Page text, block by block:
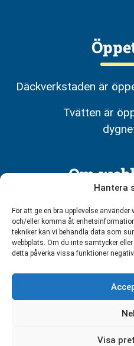
Hantera
För att ge en bra upplevelse
och/eller komma åt
tekniker kan vi behandla data som
webbplats. Om du inte samtycker
detta påverka vissa funktioner
Visa
Däckverkstaden är
Tvätten är
Om